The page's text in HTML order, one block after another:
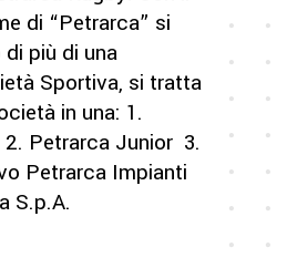
di “Petrarca” si
più di una
Sportiva, si tratta
in una: 1.
2. Petrarca Junior 3.
Petrarca Impianti
S.p.A.